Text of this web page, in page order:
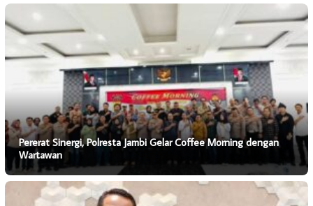
Pererat Sinergi, Polresta Jambi Gelar Coffee Morning dengan
Wartawan